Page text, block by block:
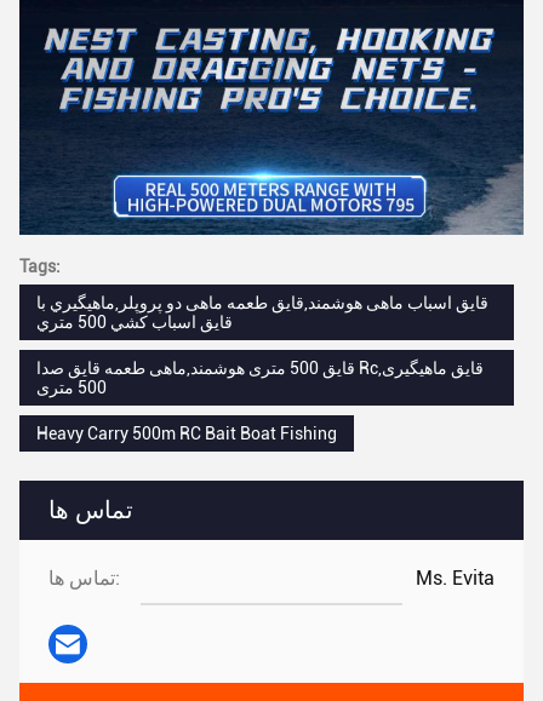
تماس ها
تماس ها: Ms. Evita
Tags:
قایق اسباب ماهی هوشمند,قایق طعمه ماهی دو پروپلر,ماهيگيري با
قايق اسباب کشي 500 متري
قایق 500 متری هوشمند,ماهی طعمه قایق صدا Rc,قایق ماهیگیری
500 متری
Heavy Carry 500m RC Bait Boat Fishing